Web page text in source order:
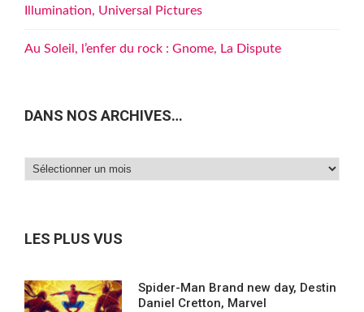
Illumination, Universal Pictures
Au Soleil, l’enfer du rock : Gnome, La Dispute
DANS NOS ARCHIVES…
Dans
LES PLUS VUS
Spider-Man Brand new day, Destin
Daniel Cretton, Marvel